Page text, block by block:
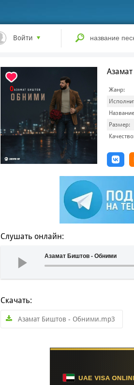
Войти
0 Жанр:
Размер:
Слушать онлайн:
Азамат Биштов - Обними
Скачать:
Азамат Биштов - Обними.mp3